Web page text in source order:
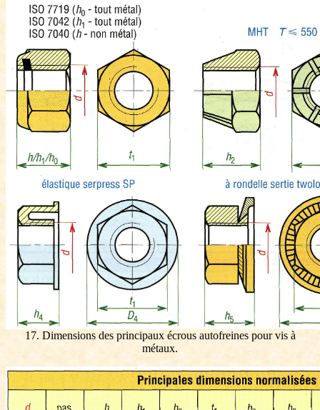
17. Dimensions des principaux écrous autofreines pour vis à
métaux.